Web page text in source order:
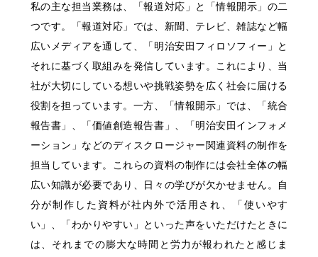
明治安田フィロソフィー
明治安田が注力する取組み
11の働くフィールド
ひとに健康を、まちに元気を。
明治安田ブランドサイト
明治安田Ｊリーグ
明治安田公式ホームページ
女子プロゴルフ協賛
入社6年目職員による
同期対談
入社5年目･14年目･ 21年目
女性スタッフ座談会
募集要項・応募(エントリー)方法
Q&A
私の主な担当業務は、「報道対応」と「情報開示」の二
つです。「報道対応」では、新聞、テレビ、雑誌など幅
広いメディアを通して、「明治安田フィロソフィー」と
それに基づく取組みを発信しています。これにより、当
社が大切にしている想いや挑戦姿勢を広く社会に届ける
役割を担っています。一方、「情報開示」では、「統合
報告書」、「価値創造報告書」、「明治安田インフォメ
ーション」などのディスクロージャー関連資料の制作を
担当しています。これらの資料の制作には会社全体の幅
広い知識が必要であり、日々の学びが欠かせません。自
分が制作した資料が社内外で活用され、「使いやす
い」、「わかりやすい」といった声をいただけたときに
は、それまでの膨大な時間と労力が報われたと感じま